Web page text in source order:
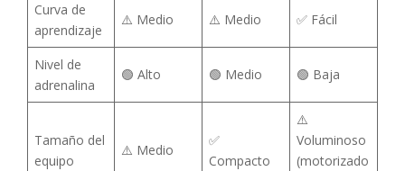
Curva de
aprendizaje
⚠️ Medio ⚠️ Medio ✅ Fácil
Nivel de
adrenalina
🟢 Alto 🟢 Medio 🟢 Baja
Tamaño del
equipo
⚠️ Medio
✅
Compacto
⚠️
Voluminoso
(motorizado